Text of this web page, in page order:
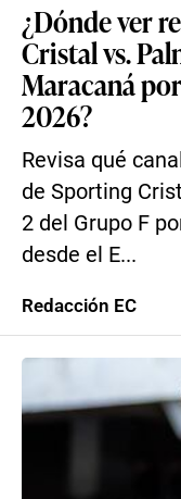
¿Dónde ver
Cristal vs.
Maracaná
2026?
Revisa qué
de Sporting
2 del Grupo F
desde el E...
Redacción EC